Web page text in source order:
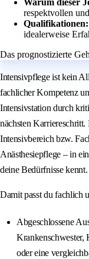
Warum dieser
respektvollen
Qualifikationen:
idealerweise
Das prognostizierte
Intensivpflege ist kein
fachlicher Kompetenz
Intensivstation durch
nächsten
Intensivbereich bzw.
Anästhesiepflege – in
deine Bedürfnisse kennt.
Damit passt du fachlich
Abgeschlossene
Krankenschwester,
oder eine